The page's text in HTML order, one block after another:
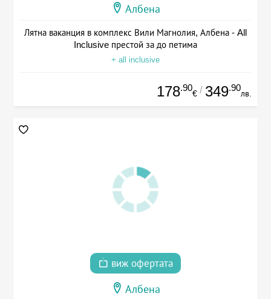
Албена
Лятна ваканция в комплекс Вили Магнолия, Албена - All
Inclusive престой за до петима
+ all inclusive
178.90
€ / 349.90
лв.
виж офертата
Албена